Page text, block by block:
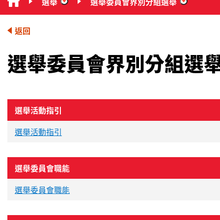
“選舉” “選舉委
返回
選舉委員會界別分組選
選舉活動指引
選舉活動指引
選舉委員會職能
選舉委員會職能